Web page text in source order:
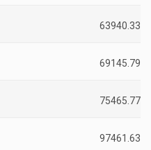
63940.33
69145.79
75465.77
97461.63